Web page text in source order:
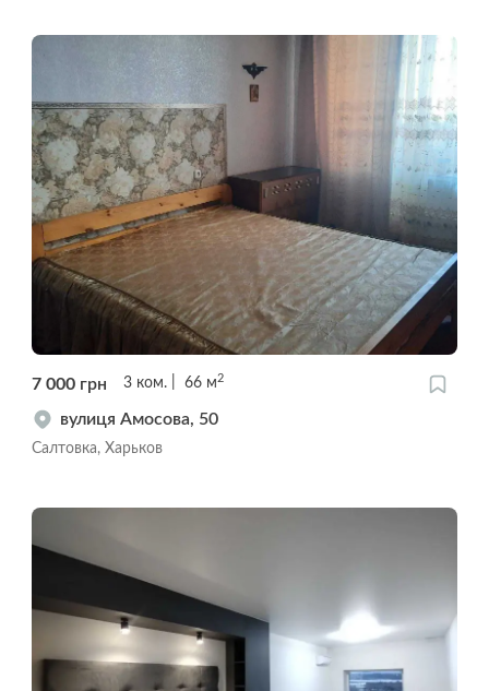
7 000 грн 3 ком. 66 м 2
вулиця Амосова, 50
Салтовка, Харьков